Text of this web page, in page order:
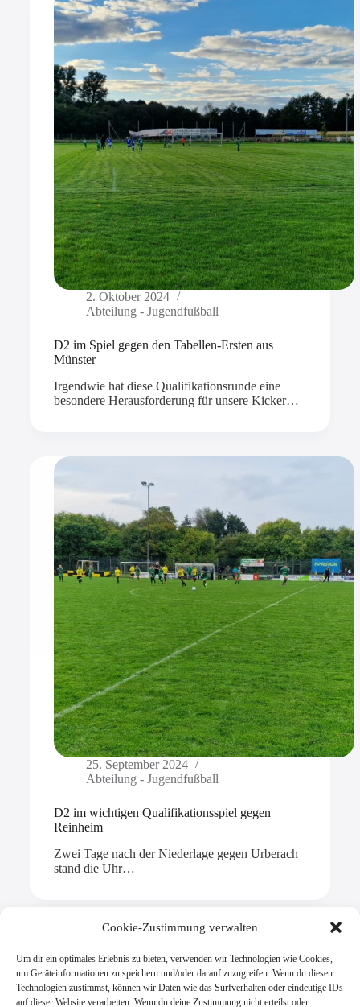
Cookie-Zustimmung verwalten
Um dir ein optimales Erlebnis zu bieten, verwenden wir Technologien wie Cookies,
um Geräteinformationen zu speichern und/oder darauf zuzugreifen. Wenn du diesen
Technologien zustimmst, können wir Daten wie das Surfverhalten oder eindeutige IDs
auf dieser Website verarbeiten. Wenn du deine Zustimmung nicht erteilst oder
2. Oktober 2024
Abteilung - Jugendfußball
D2 im Spiel gegen den Tabellen-Ersten aus
Münster
Irgendwie hat diese Qualifikationsrunde eine
besondere Herausforderung für unsere Kicker…
25. September 2024
Abteilung - Jugendfußball
D2 im wichtigen Qualifikationsspiel gegen
Reinheim
Zwei Tage nach der Niederlage gegen Urberach
stand die Uhr…
Mehr laden